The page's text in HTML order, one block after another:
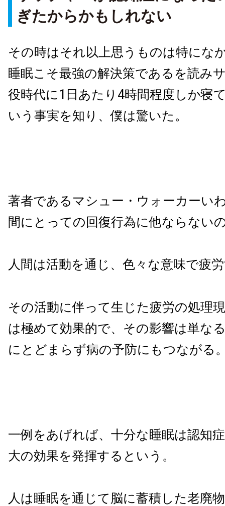
ぎたからかもしれない
その時はそれ以上思うものは特にな
睡眠こそ最強の解決策であるを読み
役時代に1日あたり4時間程度しか寝
いう事実を知り、僕は驚いた。
著者であるマシュー・ウォーカーい
間にとっての回復行為に他ならない
人間は活動を通じ、色々な意味で疲
その活動に伴って生じた疲労の処理
は極めて効果的で、その影響は単な
にとどまらず病の予防にもつながる
一例をあげれば、十分な睡眠は認知
大の効果を発揮するという。
人は睡眠を通じて脳に蓄積した老廃